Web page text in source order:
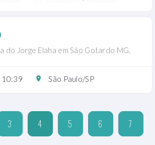
do Jorge Elaha em São Gotardo MG.
São Paulo/SP
3 4 5 6 7